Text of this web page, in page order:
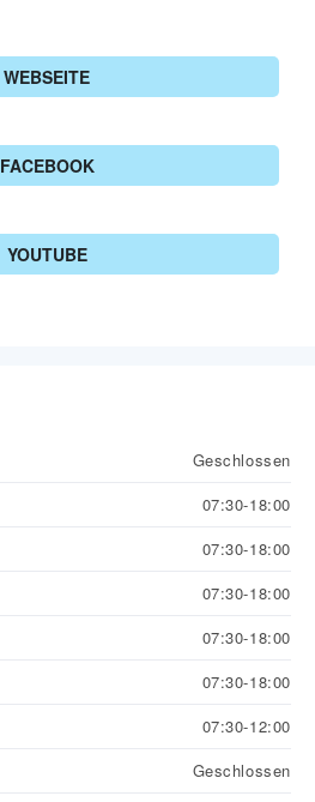
WEBSEITE
FACEBOOK
YOUTUBE
Geschlossen
07:30-18:00
07:30-18:00
07:30-18:00
07:30-18:00
07:30-18:00
07:30-12:00
Geschlossen